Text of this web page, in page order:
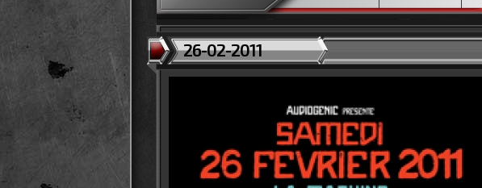
26-02-2011